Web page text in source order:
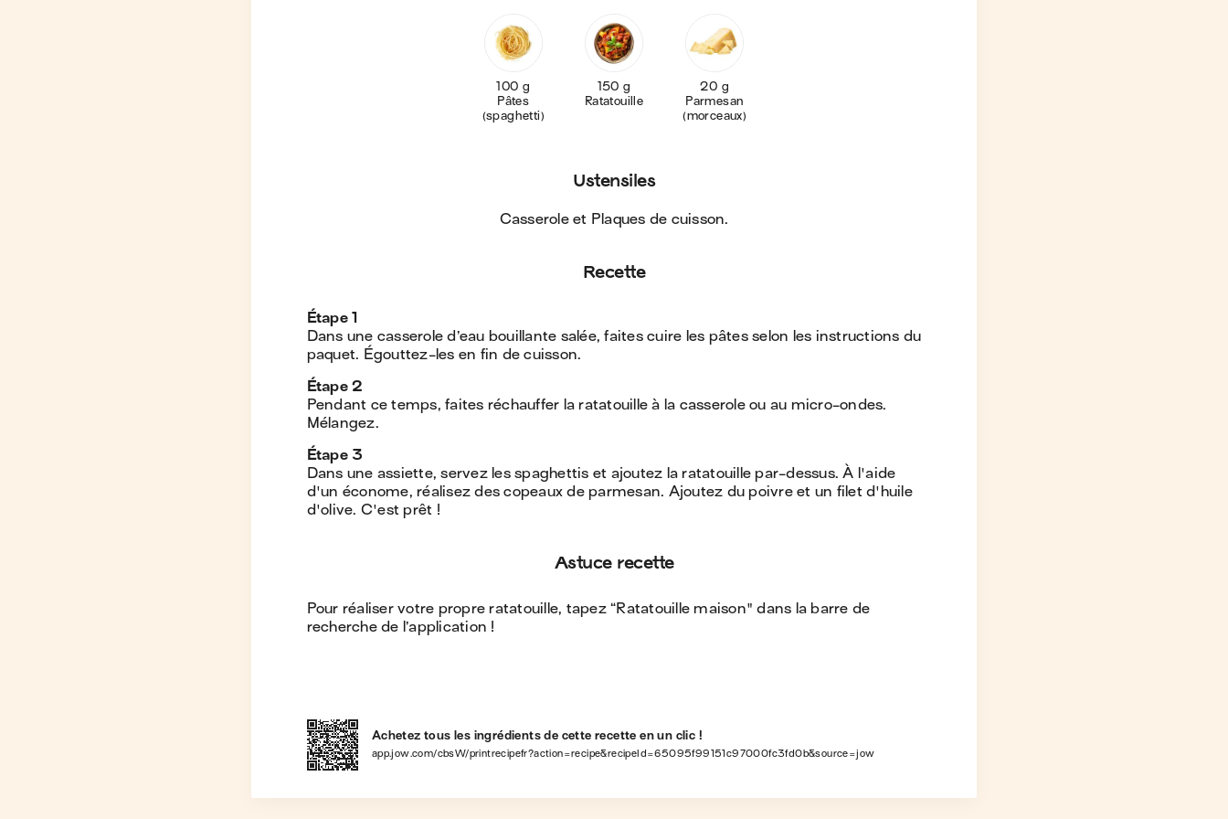
100 g
Pâtes
(spaghetti)
150 g
Ratatouille
20 g
Parmesan
(morceaux)
Ustensiles
Casserole et Plaques de cuisson.
Recette
Étape 1
Dans une casserole d’eau bouillante salée, faites cuire les pâtes selon les instructions du
paquet. Égouttez-les en fin de cuisson.
Étape 2
Pendant ce temps, faites réchauffer la ratatouille à la casserole ou au micro-ondes.
Mélangez.
Étape 3
Dans une assiette, servez les spaghettis et ajoutez la ratatouille par-dessus. À l'aide
d'un économe, réalisez des copeaux de parmesan. Ajoutez du poivre et un filet d'huile
d'olive. C'est prêt !
Astuce recette
Pour réaliser votre propre ratatouille, tapez “Ratatouille maison" dans la barre de
recherche de l’application !
Achetez tous les ingrédients de cette recette en un clic !
app.jow.com/cbsW/printrecipefr?action=recipe&recipeId=65095f99151c97000fc3fd0b&source=jow